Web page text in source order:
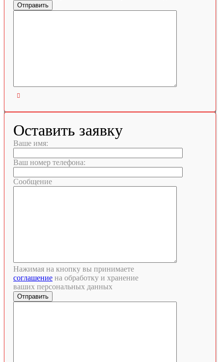

Оставить заявку
Ваше имя:
Ваш номер телефона:
Сообщение
Нажимая на кнопку вы принимаете
соглашение на обработку и хранение
ваших персональных данных